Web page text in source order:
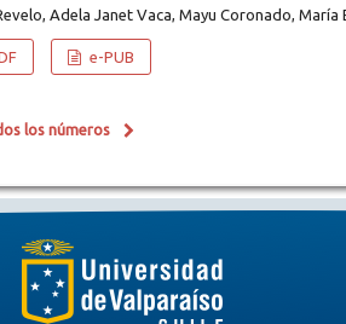
Adela Janet Vaca, Mayu Coronado, María
e-PUB
los números